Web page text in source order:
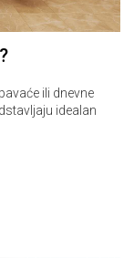
ili dnevne
idealan